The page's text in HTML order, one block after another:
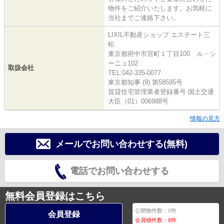
物件をご紹介いたします。お気軽に
当社までご連絡下さい。
取扱会社
LIXIL不動産ショップ エステート三
松
東京都府中市宮町１丁目100 ル・シ
ーニュ102
TEL:042-335-0077
東京都知事 (9) 第58595号
賃貸住宅管理業者登録番号 国土交通
大臣（01）006988号
情報の見方
メールでお問い合わせする(無料)
電話でお問い合わせする
無料会員登録はこちら
会員登録 公開物件数：0件
会員物件数：0件